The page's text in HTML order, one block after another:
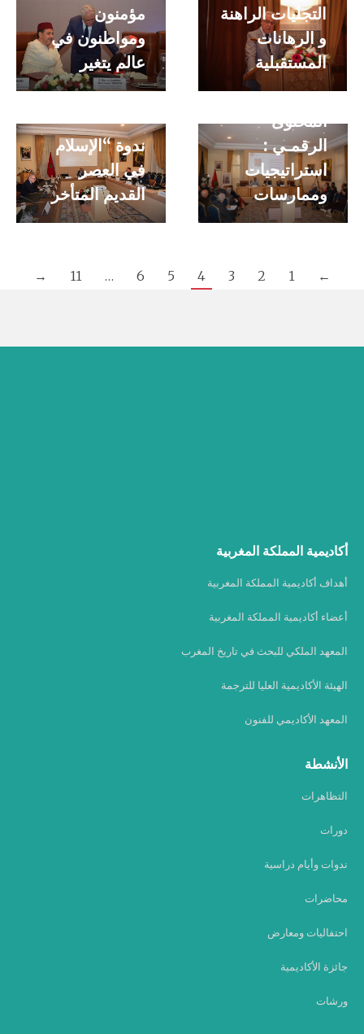
مؤمنون
ومواطنون في
عالم يتغير
التجليات الراهنة
و الرهانات
المستقبلية
ندوة “الإسلام
في العصر
القديم المتأخر
ندوة : ترجمـة
المحتوى
الرقمـي :
استراتيجيات
وممارسات
←
1
2
3
4
5
6
…
11
→
أكاديمية المملكة المغربية
أهداف أكاديمية المملكة المغربية
أعضاء أكاديمية المملكة المغربية
المعهد الملكي للبحث في تاريخ المغرب
الهيئة الأكاديمية العليا للترجمة
المعهد الأكاديمي للفنون
الأنشطة
التظاهرات
دورات
ندوات وأيام دراسية
محاضرات
احتفاليات ومعارض
جائزة الأكاديمية
ورشات